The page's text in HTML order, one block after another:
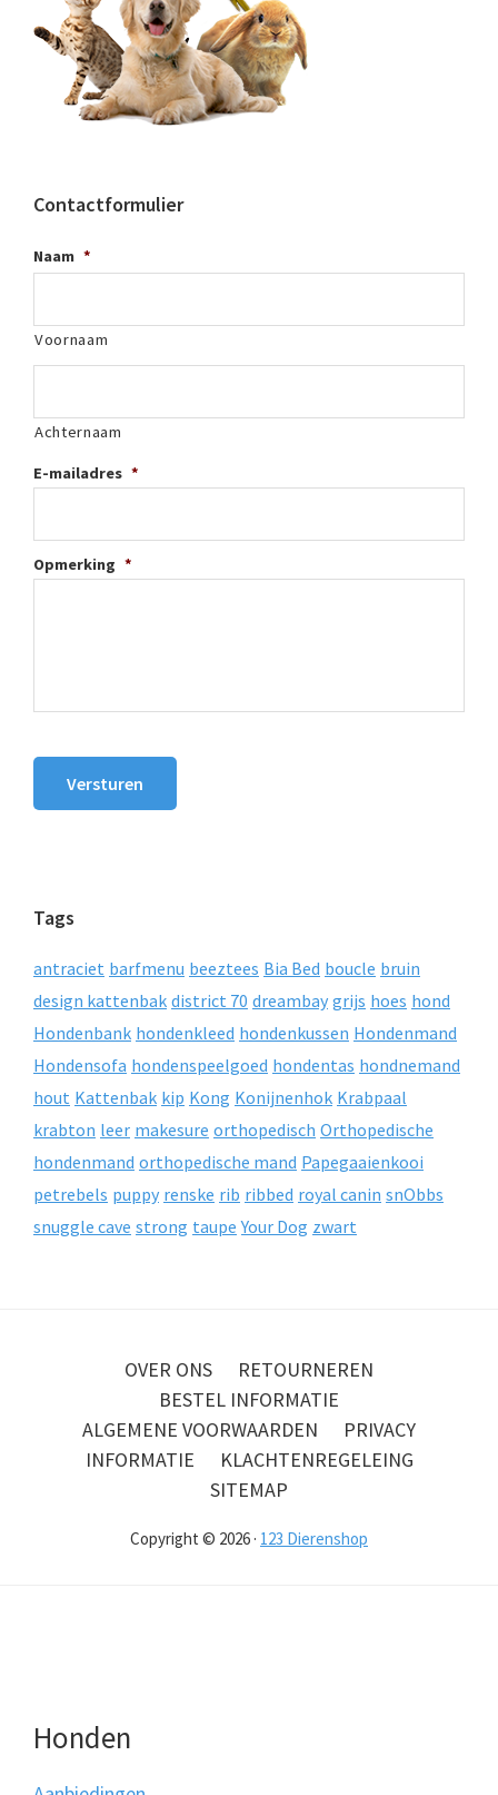
Contactformulier
Naam *
Voornaam
Achternaam
E-mailadres *
Opmerking *
Versturen
Tags
antraciet barfmenu beeztees Bia Bed boucle bruin
design kattenbak district 70 dreambay grijs hoes hond
Hondenbank hondenkleed hondenkussen Hondenmand
Hondensofa hondenspeelgoed hondentas hondnemand
hout Kattenbak kip Kong Konijnenhok Krabpaal
krabton leer makesure orthopedisch Orthopedische
hondenmand orthopedische mand Papegaaienkooi
petrebels puppy renske rib ribbed royal canin snObbs
snuggle cave strong taupe Your Dog zwart
OVER ONS
RETOURNEREN
BESTEL INFORMATIE
ALGEMENE VOORWAARDEN
PRIVACY
INFORMATIE
KLACHTENREGELEING
SITEMAP
Copyright © 2026 · 123 Dierenshop
Honden